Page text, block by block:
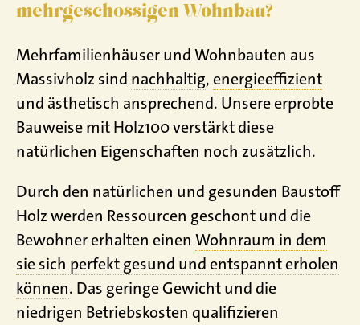
mehrgeschossigen Wohnbau?
Mehrfamilienhäuser und Wohnbauten aus
Massivholz sind nachhaltig,energieeffizient
und ästhetisch ansprechend. Unsere erprobte
Bauweise mit Holz100 verstärkt diese
natürlichen Eigenschaften noch zusätzlich.
Durch den natürlichen und gesunden Baustoff
Holz werden Ressourcen geschont und die
Bewohner erhalten einen Wohnraum in dem
sie sich perfekt gesund und entspannt erholen
können. Das geringe Gewicht und die
niedrigen Betriebskosten qualifizieren